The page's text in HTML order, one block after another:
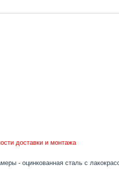
доставки и монтажа
- оцинкованная сталь с